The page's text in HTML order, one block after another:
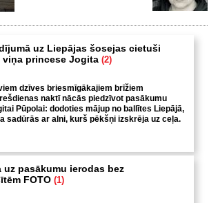
uz Liepājas šosejas cietuši
viņa princese Jogita (2)
dzīves briesmīgākajiem brīžiem
naktī nācās piedzīvot pasākumu
Pūpolai: dodoties mājup no ballītes Liepājā,
sadūrās ar alni, kurš pēkšņi izskrēja uz ceļa.
uz pasākumu ierodas bez
FOTO (1)